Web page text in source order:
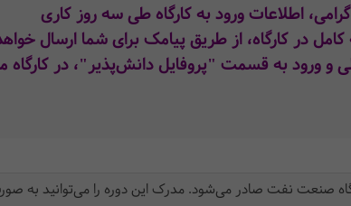
اطلاعات ورود به کارگاه طی سه روز کاری
در کارگاه، از طریق پیامک برای شما ارسال
و ورود به قسمت "پروفایل دانش‌پذیر"، در کارگاه
صنعت نفت صادر می‌شود. مدرک این دوره را می‌توانید به